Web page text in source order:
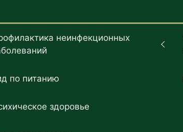
неинфекционных
по питанию
здоровье